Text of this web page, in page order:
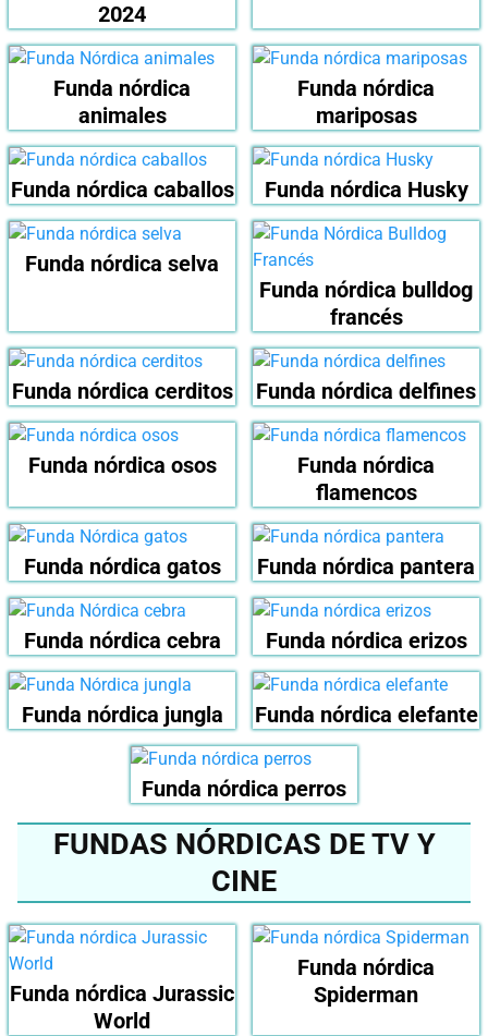
2024
Funda nórdica
animales
Funda nórdica
mariposas
Funda nórdica caballos Funda nórdica Husky
Funda nórdica selva
Funda nórdica bulldog
francés
Funda nórdica cerditos Funda nórdica delfines
Funda nórdica osos
Funda nórdica
flamencos
Funda nórdica gatos Funda nórdica pantera
Funda nórdica cebra Funda nórdica erizos
Funda nórdica jungla Funda nórdica elefante
Funda nórdica perros
FUNDAS NÓRDICAS DE TV Y
CINE
Funda nórdica Jurassic
World
Funda nórdica
Spiderman